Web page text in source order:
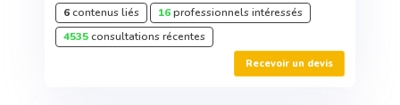
6contenus liés 16professionnels intéressés
4535consultations récentes
Recevoir un devis